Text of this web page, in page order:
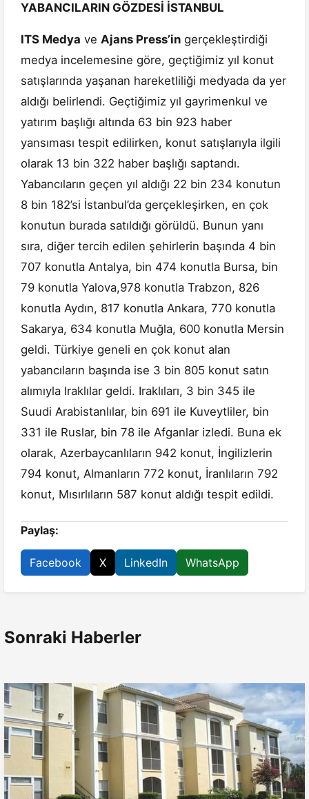
YABANCILARIN GÖZDESİ İSTANBUL
ITS Medya ve Ajans Press’in gerçekleştirdiği
medya incelemesine göre, geçtiğimiz yıl konut
satışlarında yaşanan hareketliliği medyada da yer
aldığı belirlendi. Geçtiğimiz yıl gayrimenkul ve
yatırım başlığı altında 63 bin 923 haber
yansıması tespit edilirken, konut satışlarıyla ilgili
olarak 13 bin 322 haber başlığı saptandı.
Yabancıların geçen yıl aldığı 22 bin 234 konutun
8 bin 182’si İstanbul’da gerçekleşirken, en çok
konutun burada satıldığı görüldü. Bunun yanı
sıra, diğer tercih edilen şehirlerin başında 4 bin
707 konutla Antalya, bin 474 konutla Bursa, bin
79 konutla Yalova,978 konutla Trabzon, 826
konutla Aydın, 817 konutla Ankara, 770 konutla
Sakarya, 634 konutla Muğla, 600 konutla Mersin
geldi. Türkiye geneli en çok konut alan
yabancıların başında ise 3 bin 805 konut satın
alımıyla Iraklılar geldi. Iraklıları, 3 bin 345 ile
Suudi Arabistanlılar, bin 691 ile Kuveytliler, bin
331 ile Ruslar, bin 78 ile Afganlar izledi. Buna ek
olarak, Azerbaycanlıların 942 konut, İngilizlerin
794 konut, Almanların 772 konut, İranlıların 792
konut, Mısırlıların 587 konut aldığı tespit edildi.
Paylaş:
Facebook X LinkedIn WhatsApp
Sonraki Haberler